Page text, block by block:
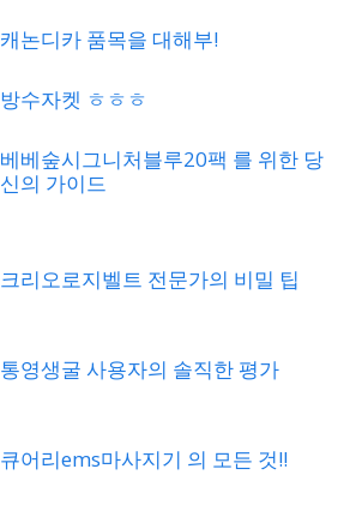
캐논디카 품목을 대해부!
방수자켓 ㅎㅎㅎ
베베숲시그니처블루20팩 를 위한 당
신의 가이드
크리오로지벨트 전문가의 비밀 팁
통영생굴 사용자의 솔직한 평가
큐어리ems마사지기 의 모든 것!!